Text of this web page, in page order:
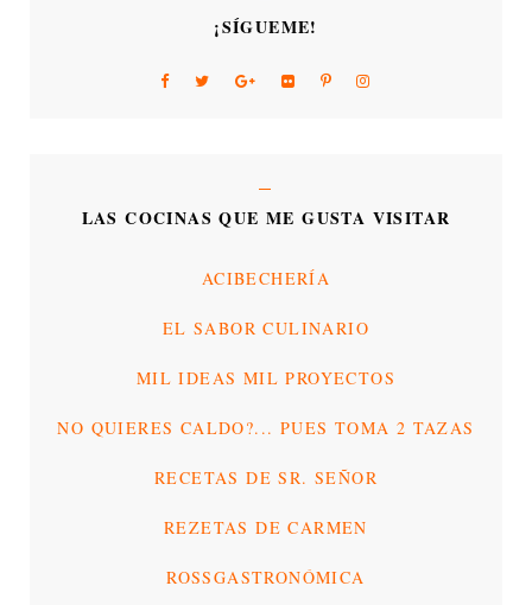
¡SÍGUEME!
LAS COCINAS QUE ME GUSTA VISITAR
ACIBECHERÍA
EL SABOR CULINARIO
MIL IDEAS MIL PROYECTOS
NO QUIERES CALDO?... PUES TOMA 2 TAZAS
RECETAS DE SR. SEÑOR
REZETAS DE CARMEN
ROSSGASTRONÓMICA